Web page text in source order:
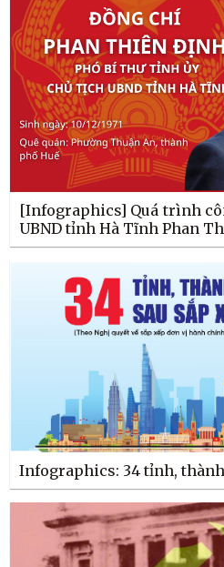
[Infographics] Quá trình
UBND tỉnh Hà Tĩnh Phan
Infographics: 34 tỉnh,